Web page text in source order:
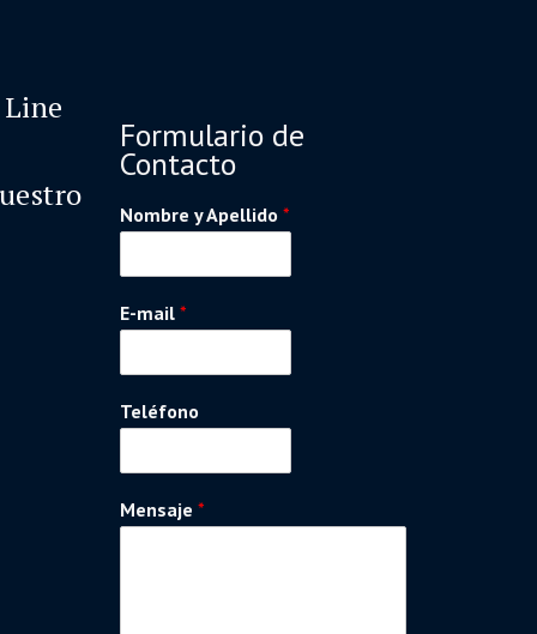
Formulario de
Contacto
Nombre y Apellido *
E-mail *
Teléfono
Mensaje *